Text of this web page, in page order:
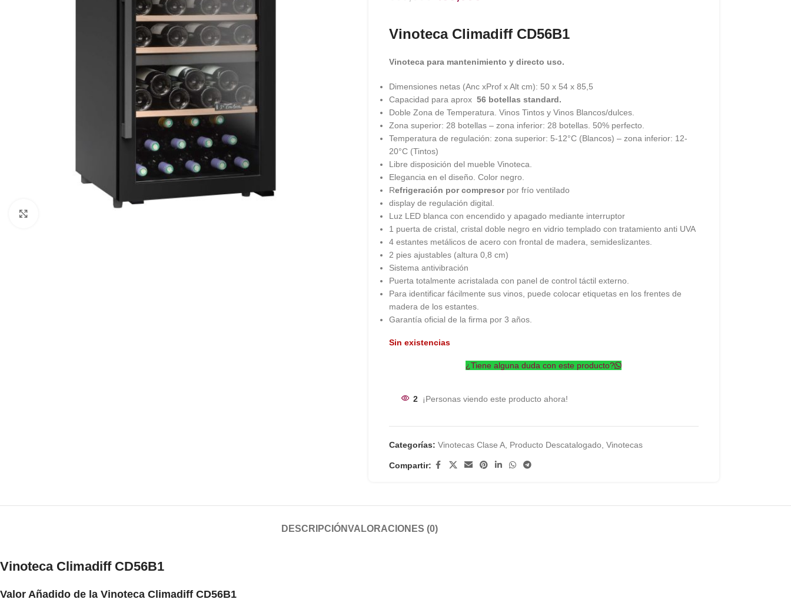
Vinoteca Climadiff CD56B1
Vinoteca para mantenimiento y directo uso.
Dimensiones netas (Anc xProf x Alt cm): 50 x 54 x 85,5
Capacidad para aprox 56 botellas standard.
Doble Zona de Temperatura. Vinos Tintos y Vinos Blancos/dulces.
Zona superior: 28 botellas – zona inferior: 28 botellas. 50% perfecto.
Temperatura de regulación: zona superior: 5-12°C (Blancos) – zona inferior: 12-
20°C (Tintos)
Libre disposición del mueble Vinoteca.
Elegancia en el diseño. Color negro.
Refrigeración por compresor por frío ventilado
display de regulación digital.
Luz LED blanca con encendido y apagado mediante interruptor
1 puerta de cristal, cristal doble negro en vidrio templado con tratamiento anti UVA
4 estantes metálicos de acero con frontal de madera, semideslizantes.
2 pies ajustables (altura 0,8 cm)
Sistema antivibración
Puerta totalmente acristalada con panel de control táctil externo.
Para identificar fácilmente sus vinos, puede colocar etiquetas en los frentes de
madera de los estantes.
Garantía oficial de la firma por 3 años.
Sin existencias
¿Tiene alguna duda con este producto?
2 ¡Personas viendo este producto ahora!
Categorías: Vinotecas Clase A, Producto Descatalogado Vinotecas
Compartir:
DESCRIPCIÓNVALORACIONES (0)
Vinoteca Climadiff CD56B1
Valor Añadido de la Vinoteca Climadiff CD56B1